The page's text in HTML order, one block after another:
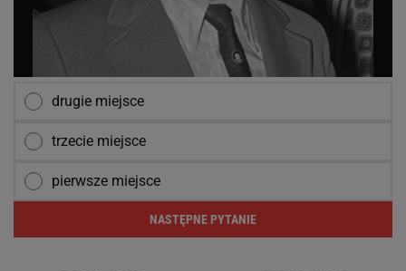
drugie miejsce
trzecie miejsce
pierwsze miejsce
NASTĘPNE PYTANIE